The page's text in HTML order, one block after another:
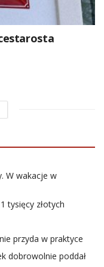
W wakacje w
tysięcy złotych
przyda w praktyce
dobrowolnie poddał